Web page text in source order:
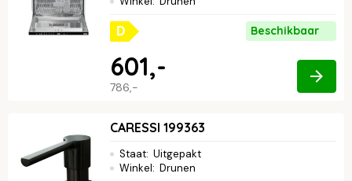
D Beschikbaar
786,-
601,-
CARESSI 199363
Staat: Uitgepakt
Winkel: Drunen